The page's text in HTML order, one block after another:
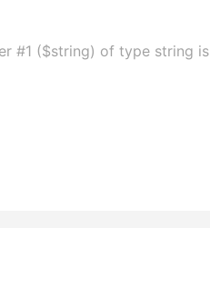
#1 ($string) of type string